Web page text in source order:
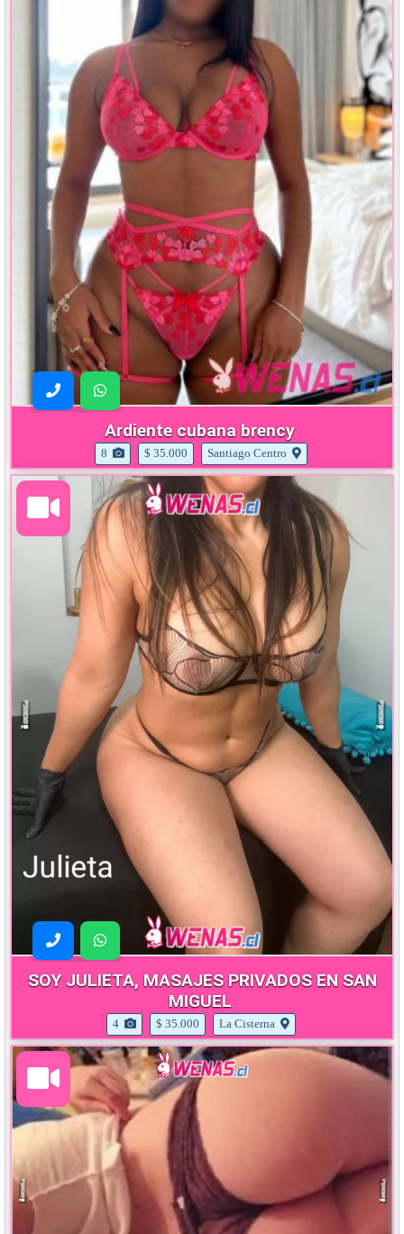
Ardiente cubana brency
8 $ 35.000 Santiago Centro
SOY JULIETA, MASAJES PRIVADOS EN SAN
MIGUEL
4 $ 35.000 La Cisterna